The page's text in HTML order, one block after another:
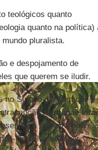
teológicos quanto
quanto na política)
pluralista.
e despojamento de
que querem se iludir.
no Sínodo pensam que é
Humanae
a primeira grave
Concílio, seja por